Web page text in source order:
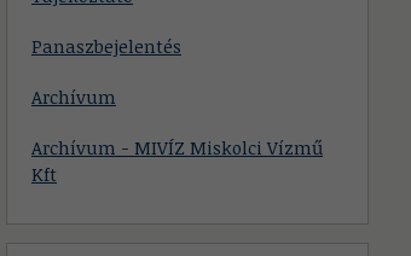
Panaszbejelentés
Archívum
Archívum - MIVÍZ Miskolci Vízmű
Kft